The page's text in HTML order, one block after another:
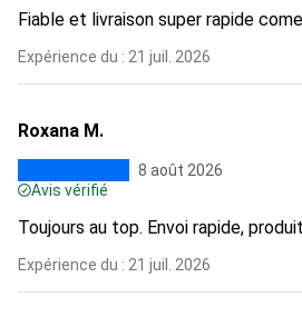
Fiable et livraison super rapide
Expérience du : 21 juil. 2026
Roxana M.
8 août 2026
Avis vérifié
Toujours au top. Envoi rapide,
Expérience du : 21 juil. 2026